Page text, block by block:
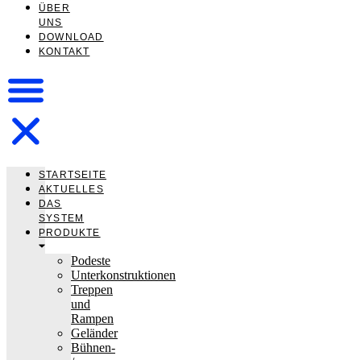
ÜBER
UNS
DOWNLOAD
KONTAKT
STARTSEITE
AKTUELLES
DAS
SYSTEM
PRODUKTE
Podeste
Unterkonstruktionen
Treppen
und
Rampen
Geländer
Bühnen-